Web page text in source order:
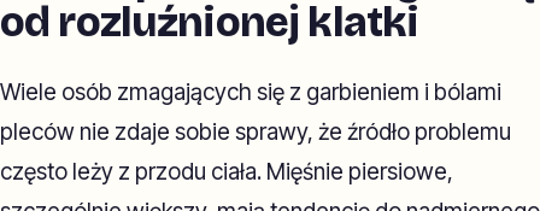
od rozluźnionej klatki
Wiele osób zmagających się z garbieniem i bólami
pleców nie zdaje sobie sprawy, że źródło problemu
często leży z przodu ciała. Mięśnie piersiowe,